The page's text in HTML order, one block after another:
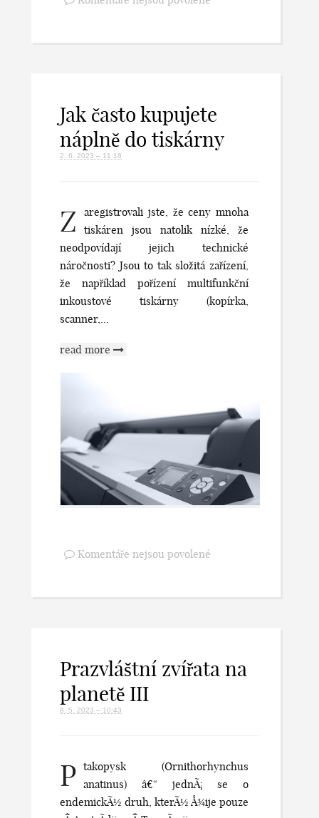
Jak často kupujete
náplně do tiskárny
2. 6. 2023 – 11:18
Z
aregistrovali jste, že ceny mnoha
tiskáren jsou natolik nízké, že
neodpovídají jejich technické
náročnosti? Jsou to tak složitá zařízení,
že například pořízení multifunkční
inkoustové tiskárny (kopírka,
scanner,...
read more
Komentáře nejsou povolené
Prazvláštní zvířata na
planetě III
8. 5. 2023 – 10:43
P takopysk (Ornithorhynchus
anatinus) â€“ jednÃ¡ se o
endemickÃ½ druh, kterÃ½ Å¾ije pouze